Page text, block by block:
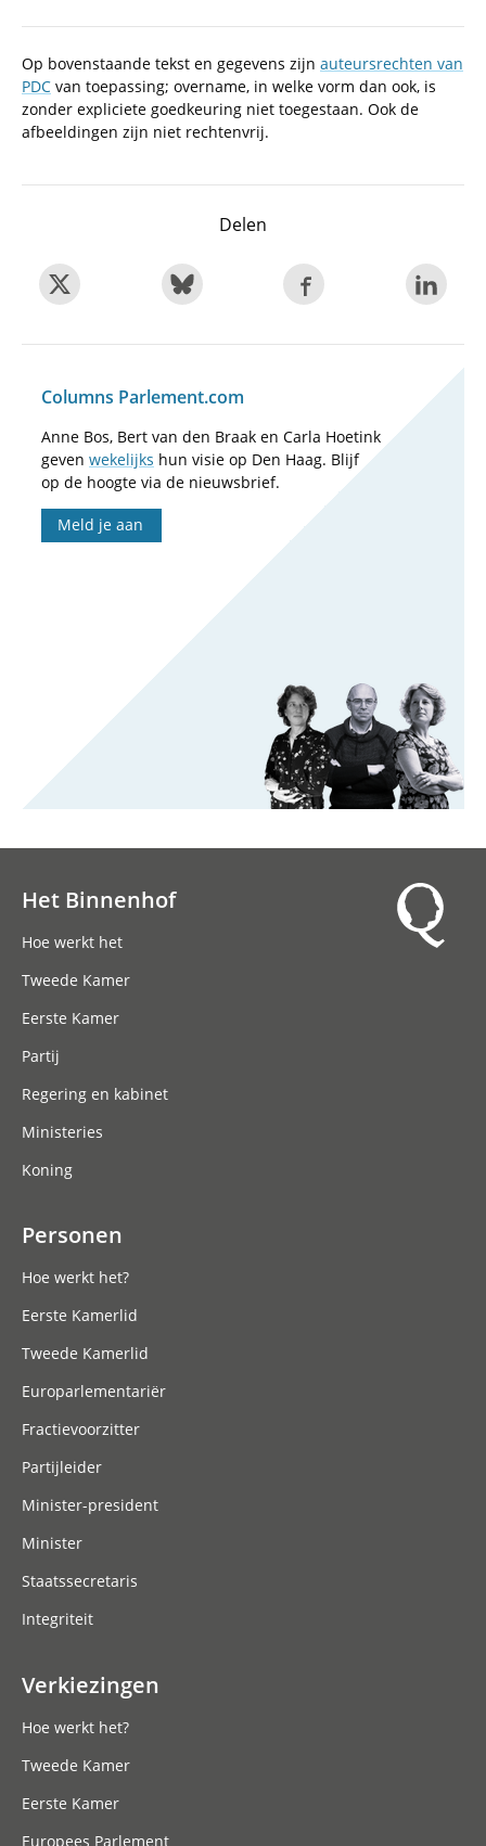
Op bovenstaande tekst en gegevens zijn auteursrechten van
PDC van toepassing; overname, in welke vorm dan ook, is
zonder expliciete goedkeuring niet toegestaan. Ook de
afbeeldingen zijn niet rechtenvrij.
Delen
Columns Parlement.com
Anne Bos, Bert van den Braak en Carla Hoetink
geven wekelijks hun visie op Den Haag. Blijf
op de hoogte via de nieuwsbrief.
Meld je aan
Het Binnenhof
Hoe werkt het
Tweede Kamer
Eerste Kamer
Partij
Regering en kabinet
Ministeries
Koning
Personen
Hoe werkt het?
Eerste Kamerlid
Tweede Kamerlid
Europarlementariër
Fractievoorzitter
Partijleider
Minister-president
Minister
Staatssecretaris
Integriteit
Verkiezingen
Hoe werkt het?
Tweede Kamer
Eerste Kamer
Europees Parlement